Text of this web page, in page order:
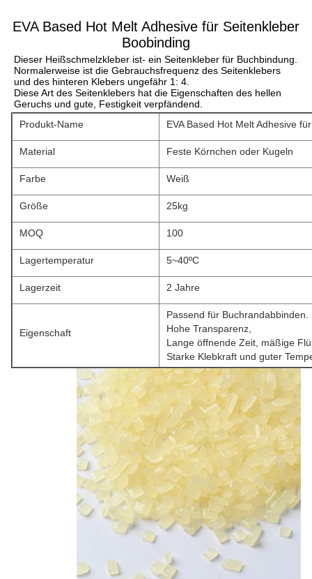
EVA Based Hot Melt Adhesive für Seitenkleber
Boobinding
Dieser Heißschmelzkleber ist- ein Seitenkleber für Buchbindung.
Normalerweise ist die Gebrauchsfrequenz des Seitenklebers
und des hinteren Klebers ungefähr 1: 4.
Diese Art des Seitenklebers hat die Eigenschaften des hellen
Geruchs und gute, Festigkeit verpfändend.
Produkt-Name
EVA Based Hot Melt Adhesive
Material Feste Körnchen oder Kugeln
Farbe Weiß
Größe 25kg
MOQ 100
Lagertemperatur 5~40ºC
Lagerzeit 2 Jahre
Eigenschaft
Passend für Buchrandabbinden.
Hohe Transparenz,
Lange öffnende Zeit, mäßige
Starke Klebkraft und guter